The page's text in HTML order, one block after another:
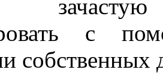
с
собственных